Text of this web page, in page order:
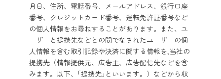
月日、住所、電話番号、メールアドレス、銀行口座
番号、クレジットカード番号、運転免許証番号など
の個人情報をお尋ねすることがあります。また、ユ
ーザーと提携先などとの間でなされたユーザーの個
人情報を含む取引記録や決済に関する情報を,当社の
提携先（情報提供元、広告主、広告配信先などを含
みます。以下、｢提携先｣といいます。）などから収